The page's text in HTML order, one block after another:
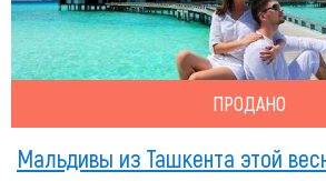
ПРОДАНО
Мальдивы из Ташкента этой